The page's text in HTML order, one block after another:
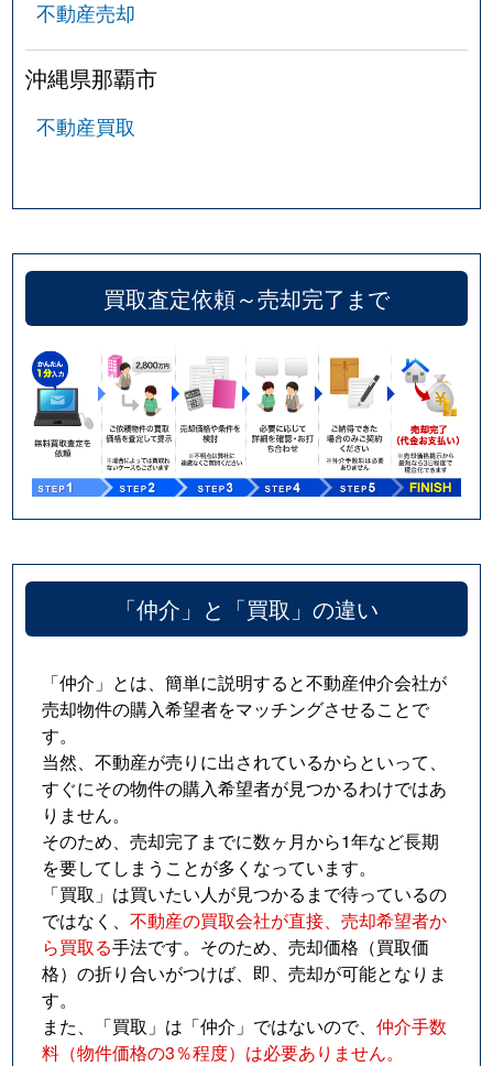
不動産売却
沖縄県那覇市
不動産買取
買取査定依頼～売却完了まで
「仲介」と「買取」の違い
「仲介」とは、簡単に説明すると不動産仲介会社が
売却物件の購入希望者をマッチングさせることで
す。
当然、不動産が売りに出されているからといって、
すぐにその物件の購入希望者が見つかるわけではあ
りません。
そのため、売却完了までに数ヶ月から1年など長期
を要してしまうことが多くなっています。
「買取」は買いたい人が見つかるまで待っているの
ではなく、 不動産の買取会社が直接、売却希望者か
ら買取る手法です。そのため、売却価格（買取価
格）の折り合いがつけば、即、売却が可能となりま
す。
また、「買取」は「仲介」ではないので、 仲介手数
料（物件価格の3％程度）は必要ありません。